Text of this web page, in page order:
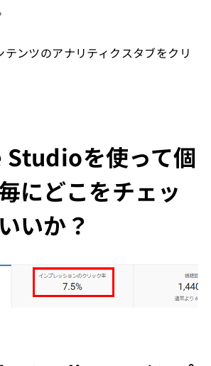
ンツのアナリティクスタブをクリ
Studioを使って個
にどこをチェッ
いか？